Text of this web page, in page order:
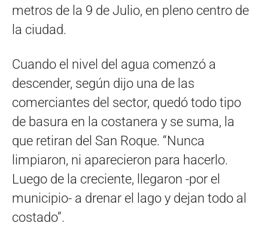
metros de la 9 de Julio, en pleno centro de
la ciudad.
Cuando el nivel del agua comenzó a
descender, según dijo una de las
comerciantes del sector, quedó todo tipo
de basura en la costanera y se suma, la
que retiran del San Roque. “Nunca
limpiaron, ni aparecieron para hacerlo.
Luego de la creciente, llegaron -por el
municipio- a drenar el lago y dejan todo al
costado”.